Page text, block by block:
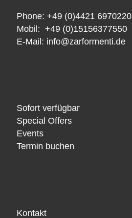
Phone: +49 (0)4421 6970220
Mobil: +49 (0)15156377550
E-Mail: info@zarformenti.de
Sofort verfügbar
Special Offers
Events
Termin buchen
Kontakt